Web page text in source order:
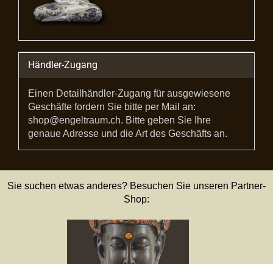
Händler-Zugang
Einen Detailhändler-Zugang für ausgewiesene
Geschäfte fordern Sie bitte per Mail an:
shop@engeltraum.ch. Bitte geben Sie Ihre
genaue Adresse und die Art des Geschäfts an.
Sie suchen etwas anderes? Besuchen Sie unseren Partner-
Shop: